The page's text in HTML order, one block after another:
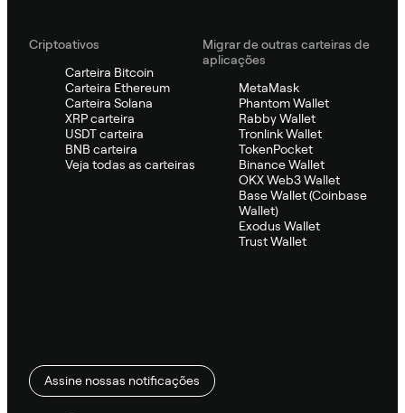
Criptoativos
Carteira Bitcoin
Carteira Ethereum
Carteira Solana
XRP carteira
USDT carteira
BNB carteira
Veja todas as carteiras
Migrar de outras carteiras de
aplicações
MetaMask
Phantom Wallet
Rabby Wallet
Tronlink Wallet
TokenPocket
Binance Wallet
OKX Web3 Wallet
Base Wallet (Coinbase
Wallet)
Exodus Wallet
Trust Wallet
Assine nossas notificações